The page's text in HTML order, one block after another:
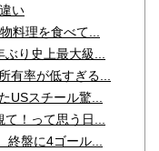
い
料理を食べて...
り史上最大級...
有率が低すぎる...
USスチール驚...
！って思う日...
盤に4ゴール...